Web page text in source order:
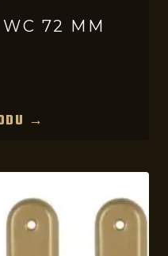
72 MM
→